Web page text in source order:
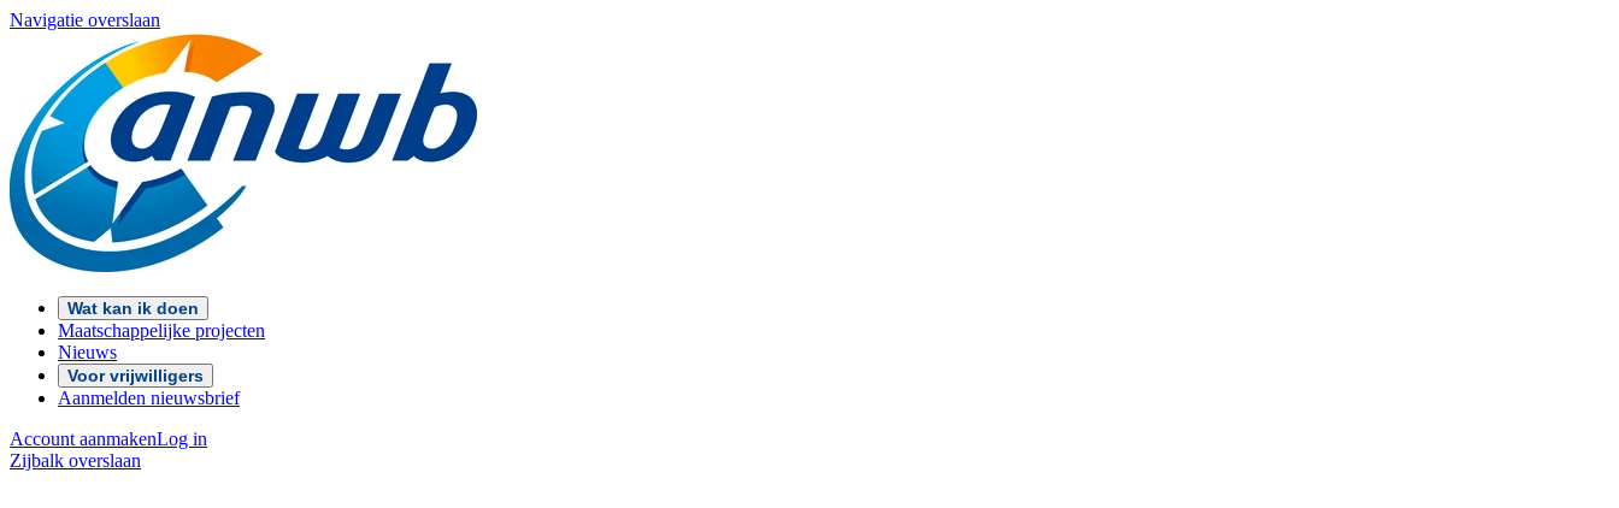
Navigatie overslaan
Wat kan ik doen
Maatschappelijke projecten
Nieuws
Voor vrijwilligers
Aanmelden nieuwsbrief
Account aanmakenLog in
Zijbalk overslaan